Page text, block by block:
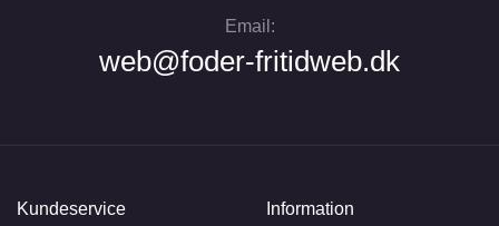
Email:
web@foder-fritidweb.dk
Kundeservice Information